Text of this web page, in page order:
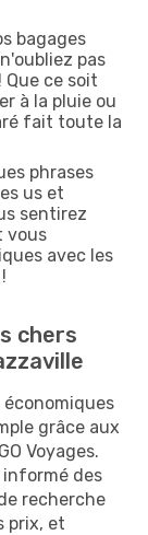
bagages
pas
Que ce soit
à la pluie ou
fait toute la
phrases
us et
sentirez
vous
avec les
chers
économiques
grâce aux
Voyages.
des
recherche
prix, et